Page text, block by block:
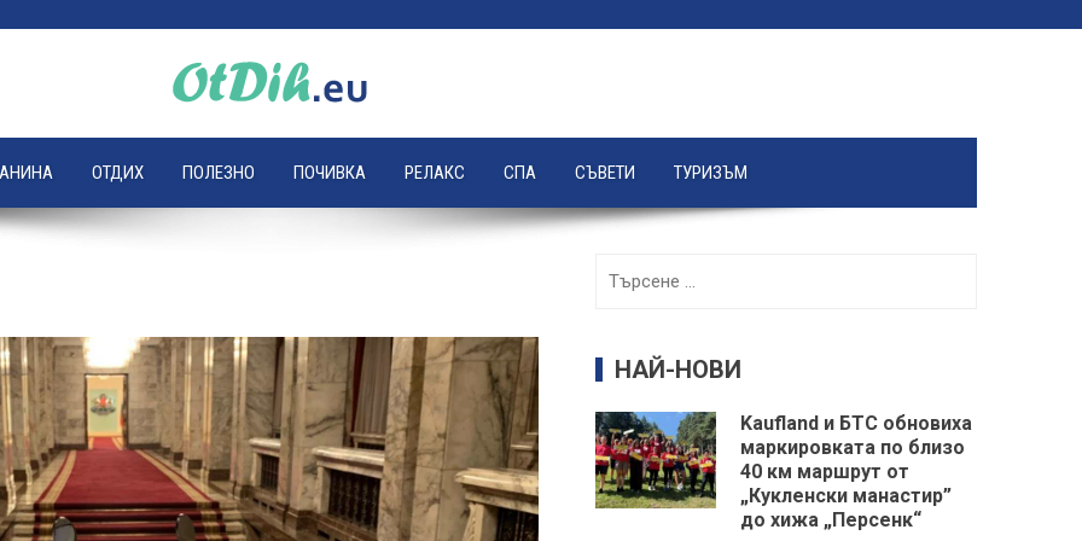
ОТДИХ ПОЛЕЗНО ПОЧИВКА РЕЛАКС СПА СЪВЕТИ ТУРИЗЪМ
НАЙ-НОВИ
Kaufland и БТС обновиха
маркировката по близо
40 км маршрут от
„Кукленски манастир”
до хижа „Персенк“